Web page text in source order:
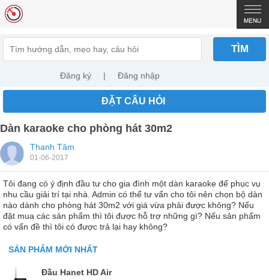
TÌM
Đăng ký | Đăng nhập
ĐẶT CÂU HỎI
Dàn karaoke cho phòng hát 30m2
Thanh Tâm
01-06-2017
Tôi đang có ý định đầu tư cho gia đình một dàn karaoke để phục vụ
nhu cầu giải trí tại nhà. Admin có thể tư vấn cho tôi nên chọn bộ dàn
nào dành cho phòng hát 30m2 với giá vừa phải được không? Nếu
đặt mua các sản phẩm thì tôi được hỗ trợ những gì? Nếu sản phẩm
có vấn đề thì tôi có được trả lại hay không?
SẢN PHẨM MỚI NHẤT
Đầu Hanet HD Air